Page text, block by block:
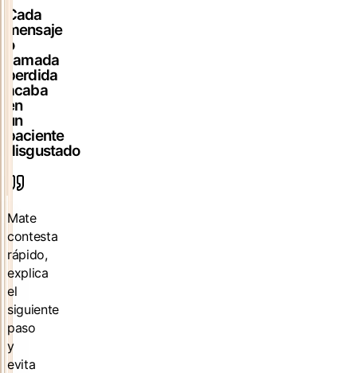
Cada
mensaje
o
llamada
perdida
acaba
en
un
paciente
disgustado
Mate
contesta
rápido,
explica
el
siguiente
paso
y
evita